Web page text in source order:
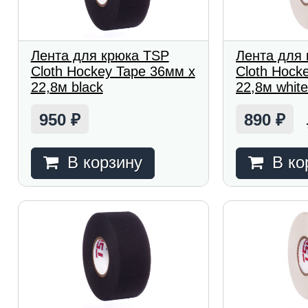
Лента для крюка TSP
Cloth Hockey Tape 36мм x
22,8м black
950 ₽
В корзину
Лента для
Cloth
22,8м white
890₽
В